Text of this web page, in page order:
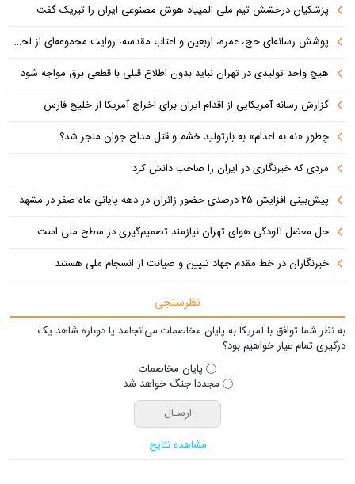
پزشکیان درخشش تیم ملی المپیاد هوش مصنوعی ایران را تبریک گفت
پوشش رسانه‌ای حج، عمره، اربعین و اعتاب مقدسه، روایت مجموعه‌ای از لحظه‌هاست
هیچ واحد تولیدی در تهران نباید بدون اطلاع قبلی با قطعی برق مواجه شود
گزارش رسانه آمریکایی از اقدام ایران برای اخراج آمریکا از خلیج فارس
چطور «نه به اعدام» به بازتولید خشم و قتل مداح جوان منجر شد؟
مردی که خبرنگاری در ایران را صاحب دانش کرد
پیش‌بینی افزایش ۲۵ درصدی حضور زائران در دهه پایانی ماه صفر در مشهد
حل معضل آلودگی هوای تهران نیازمند تصمیم‌گیری در سطح ملی است
خبرنگاران در خط مقدم جهاد تبیین و صیانت از انسجام ملی هستند
نظرسنجی
به نظر شما توافق با آمریکا به پایان مخاصمات می‌انجامد یا دوباره شاهد یک
درگیری تمام عیار خواهیم بود؟
پایان مخاصمات
مجددا جنگ خواهد شد
مشاهده نتایج